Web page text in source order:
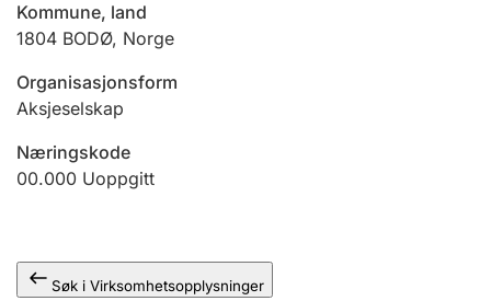
Ektepaktveileder
Offentlig sektor
Kommune, land
1804 BODØ, Norge
Organisasjonsform
Aksjeselskap
Næringskode
00.000 Uoppgitt
Søk i Virksomhetsopplysninger